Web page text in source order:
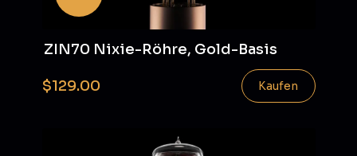
ZIN70 Nixie-Röhre, Gold-Basis
$129.00 Kaufen